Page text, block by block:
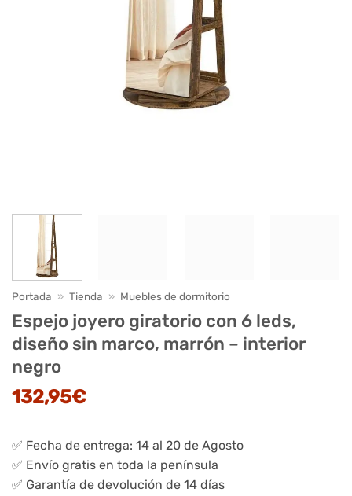
Portada » Tienda » Muebles de dormitorio
Espejo joyero giratorio con 6 leds,
diseño sin marco, marrón – interior
negro
132,95€
✅ Fecha de entrega: 14 al 20 de Agosto
✅ Envío gratis en toda la península
✅ Garantía de devolución de 14 días